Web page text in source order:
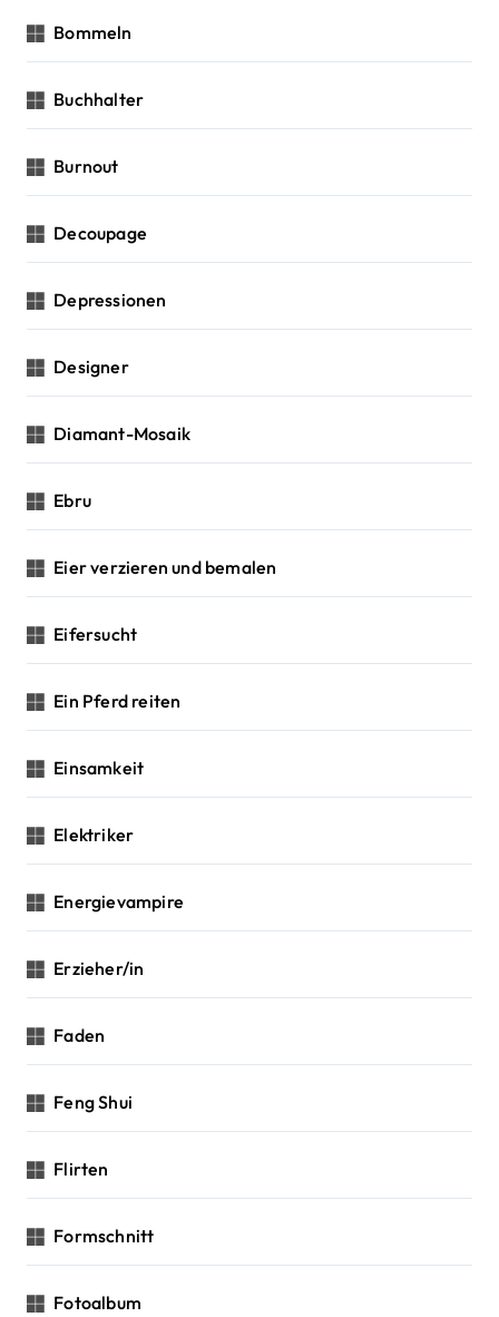
Bommeln
Buchhalter
Burnout
Decoupage
Depressionen
Designer
Diamant-Mosaik
Ebru
Eier verzieren und bemalen
Eifersucht
Ein Pferd reiten
Einsamkeit
Elektriker
Energievampire
Erzieher/in
Faden
Feng Shui
Flirten
Formschnitt
Fotoalbum